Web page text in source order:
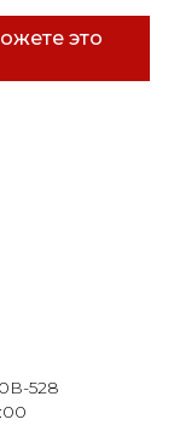
это
528